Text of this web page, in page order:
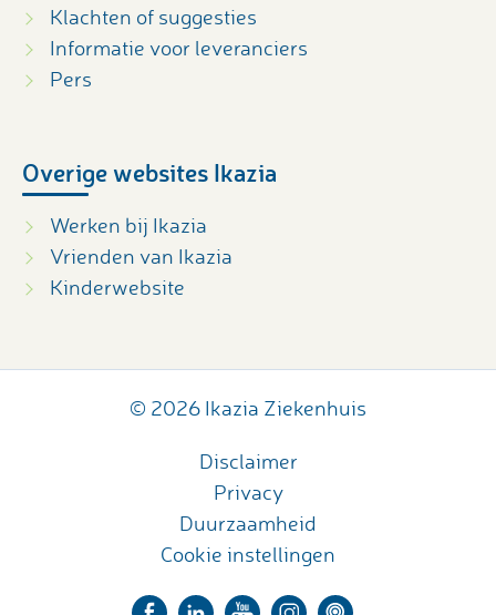
Klachten of suggesties
Informatie voor leveranciers
Pers
Overige websites Ikazia
Werken bij Ikazia
Vrienden van Ikazia
Kinderwebsite
© 2026 Ikazia Ziekenhuis
Disclaimer
Privacy
Duurzaamheid
Cookie instellingen